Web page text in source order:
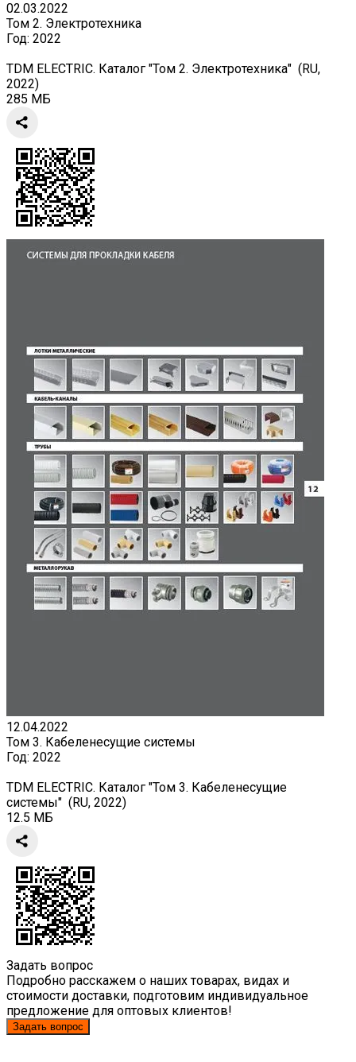
02.03.2022
Том 2. Электротехника
Год: 2022
TDM ELECTRIC. Каталог "Том 2. Электротехника" (RU,
2022)
285 МБ
12.04.2022
Том 3. Кабеленесущие системы
Год: 2022
TDM ELECTRIC. Каталог "Том 3. Кабеленесущие
системы" (RU, 2022)
12.5 МБ
Задать вопрос
Подробно расскажем о наших товарах, видах и
стоимости доставки, подготовим индивидуальное
предложение для оптовых клиентов!
Задать вопрос